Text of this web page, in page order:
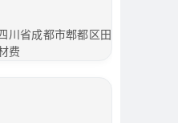
川省成都市郫都区田
费